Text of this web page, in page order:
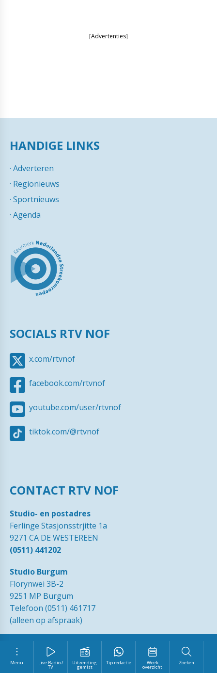
Menu Live Radio /
TV
Uitzending
gemist
Tip redactie Week
overzicht
Zoeken
[Advertenties]
HANDIGE LINKS
· Adverteren
· Regionieuws
· Sportnieuws
· Agenda
SOCIALS RTV NOF
x.com/rtvnof
facebook.com/rtvnof
youtube.com/user/rtvnof
tiktok.com/@rtvnof
CONTACT RTV NOF
Studio- en postadres
Ferlinge Stasjonsstrjitte 1a
9271 CA DE WESTEREEN
(0511) 441202
Studio Burgum
Florynwei 3B-2
9251 MP Burgum
Telefoon (0511) 461717
(alleen op afspraak)
© 1989 - 2026 RTVNOF·Contact Tip de redactie
Ingezonden
·Disclaimer ·Privacy Statement RTV NOF
Vrijwilliger
worden?